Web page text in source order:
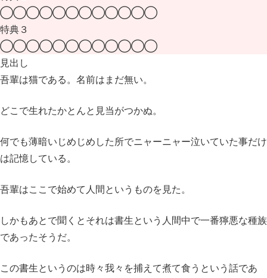
◯◯◯◯◯◯◯◯◯◯◯◯
特典３
◯◯◯◯◯◯◯◯◯◯◯◯
見出し
吾輩は猫である。名前はまだ無い。
どこで生れたかとんと見当がつかぬ。
何でも薄暗いじめじめした所でニャーニャー泣いていた事だけ
は記憶している。
吾輩はここで始めて人間というものを見た。
しかもあとで聞くとそれは書生という人間中で一番獰悪な種族
であったそうだ。
この書生というのは時々我々を捕えて煮て食うという話であ